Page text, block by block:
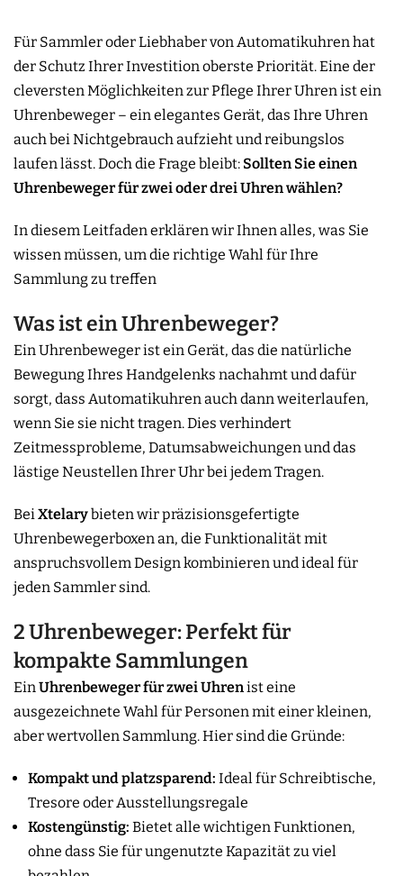
Für Sammler oder Liebhaber von Automatikuhren hat
der Schutz Ihrer Investition oberste Priorität. Eine der
cleversten Möglichkeiten zur Pflege Ihrer Uhren ist ein
Uhrenbeweger – ein elegantes Gerät, das Ihre Uhren
auch bei Nichtgebrauch aufzieht und reibungslos
laufen lässt. Doch die Frage bleibt: Sollten Sie einen
Uhrenbeweger für zwei oder drei Uhren wählen?
In diesem Leitfaden erklären wir Ihnen alles, was Sie
wissen müssen, um die richtige Wahl für Ihre
Sammlung zu treffen
Was ist ein Uhrenbeweger?
Ein Uhrenbeweger ist ein Gerät, das die natürliche
Bewegung Ihres Handgelenks nachahmt und dafür
sorgt, dass Automatikuhren auch dann weiterlaufen,
wenn Sie sie nicht tragen. Dies verhindert
Zeitmessprobleme, Datumsabweichungen und das
lästige Neustellen Ihrer Uhr bei jedem Tragen.
BeiXtelarybieten wir präzisionsgefertigte
Uhrenbewegerboxen an, die Funktionalität mit
anspruchsvollem Design kombinieren und ideal für
jeden Sammler sind.
2 Uhrenbeweger: Perfekt für
kompakte Sammlungen
EinUhrenbeweger für zwei Uhrenist eine
ausgezeichnete Wahl für Personen mit einer kleinen,
aber wertvollen Sammlung. Hier sind die Gründe:
Kompakt und platzsparend: Ideal für Schreibtische,
Tresore oder Ausstellungsregale
Kostengünstig: Bietet alle wichtigen Funktionen,
ohne dass Sie für ungenutzte Kapazität zu viel